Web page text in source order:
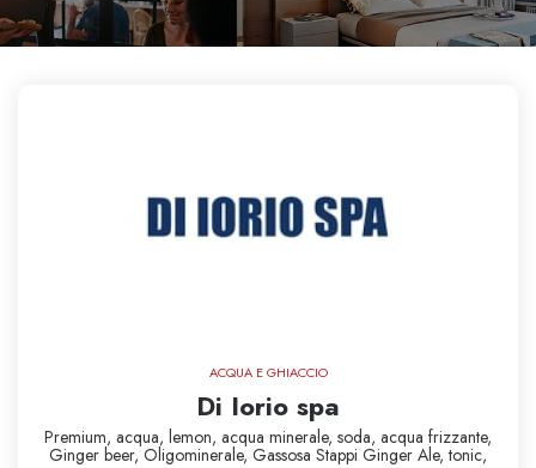
ACQUA E GHIACCIO
Di Iorio spa
Premium, acqua, lemon, acqua minerale, soda, acqua frizzante,
Ginger beer, Oligominerale, Gassosa Stappi Ginger Ale,tonic,